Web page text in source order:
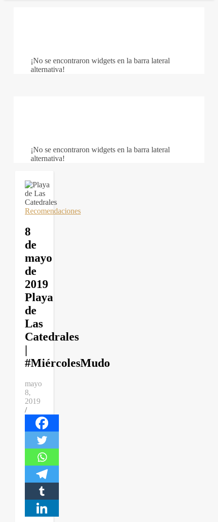
¡No se encontraron widgets en la barra lateral
alternativa!
¡No se encontraron widgets en la barra lateral
alternativa!
Recomendaciones
8
de
mayo
de
2019
Playa
de
Las
Catedrales
|
#MiércolesMudo
mayo
8,
2019
/